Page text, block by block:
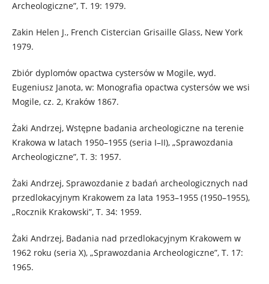
Archeologiczne”, T. 19: 1979.
Zakin Helen J., French Cistercian Grisaille Glass, New York
1979.
Zbiór dyplomów opactwa cystersów w Mogile, wyd.
Eugeniusz Janota, w: Monografia opactwa cystersów we wsi
Mogile, cz. 2, Kraków 1867.
Żaki Andrzej, Wstępne badania archeologiczne na terenie
Krakowa w latach 1950–1955 (seria I–II), „Sprawozdania
Archeologiczne”, T. 3: 1957.
Żaki Andrzej, Sprawozdanie z badań archeologicznych nad
przedlokacyjnym Krakowem za lata 1953–1955 (1950–1955),
„Rocznik Krakowski”, T. 34: 1959.
Żaki Andrzej, Badania nad przedlokacyjnym Krakowem w
1962 roku (seria X), „Sprawozdania Archeologiczne”, T. 17:
1965.